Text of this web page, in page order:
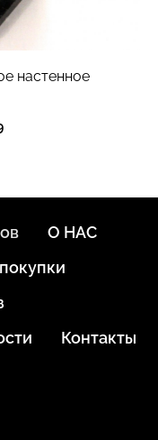
настенное
О НАС
Контакты